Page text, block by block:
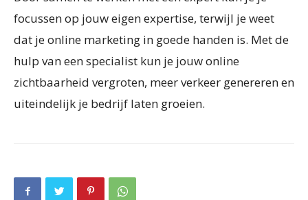
focussen op jouw eigen expertise, terwijl je weet
dat je online marketing in goede handen is. Met de
hulp van een specialist kun je jouw online
zichtbaarheid vergroten, meer verkeer genereren en
uiteindelijk je bedrijf laten groeien.